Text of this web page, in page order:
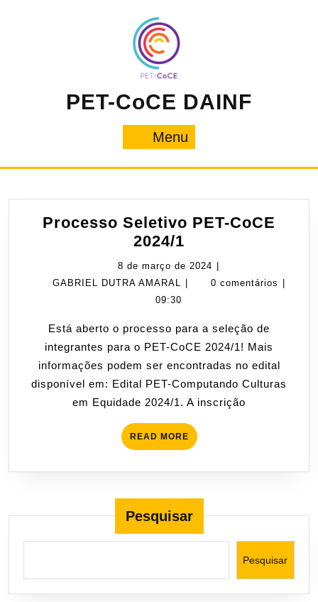
PET-CoCE DAINF
Menu
Processo Seletivo PET-CoCE
2024/1
Seletivo
PET-
8 de março de 2024 8
de
2024
GABRIEL DUTRA AMARAL GABRIEL0 comentários
09:30
Está aberto o processo para a seleção de
integrantes para o PET-CoCE 2024/1! Mais
informações podem ser encontradas no edital
disponível em: Edital PET-Computando Culturas
em Equidade 2024/1. A inscrição
READ MOREREAD
MORE
Pesquisar
Pesquisar